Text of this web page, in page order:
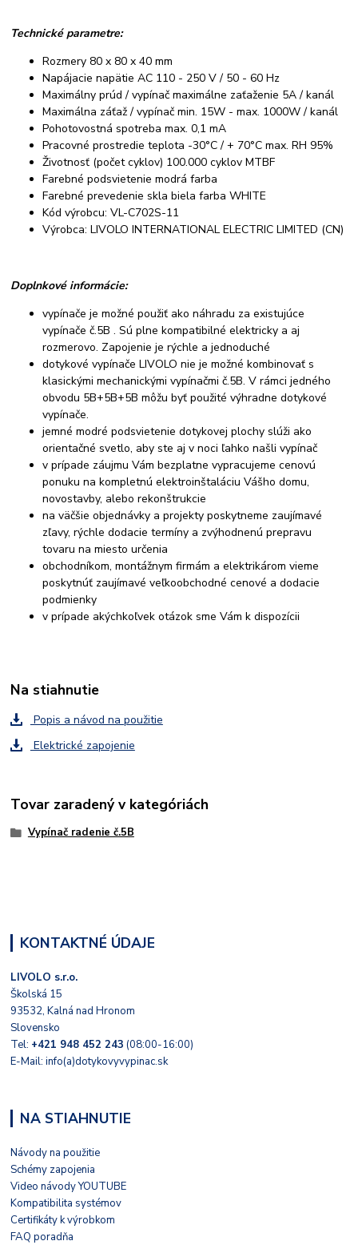
Technické parametre:
Rozmery 80 x 80 x 40 mm
Napájacie napätie AC 110 - 250 V / 50 - 60 Hz
Maximálny prúd / vypínač maximálne zaťaženie 5A / kanál
Maximálna záťaž / vypínač min. 15W - max. 1000W / kanál
Pohotovostná spotreba max. 0,1 mA
Pracovné prostredie teplota -30°C / + 70°C max. RH 95%
Životnosť (počet cyklov) 100.000 cyklov MTBF
Farebné podsvietenie modrá farba
Farebné prevedenie skla biela farba WHITE
Kód výrobcu: VL-C702S-11
Výrobca: LIVOLO INTERNATIONAL ELECTRIC LIMITED (CN)
Doplnkové informácie:
vypínače je možné použiť ako náhradu za existujúce
vypínače č.5B . Sú plne kompatibilné elektricky a aj
rozmerovo. Zapojenie je rýchle a jednoduché
dotykové vypínače LIVOLO nie je možné kombinovať s
klasickými mechanickými vypínačmi č.5B. V rámci jedného
obvodu 5B+5B+5B môžu byť použité výhradne dotykové
vypínače.
jemné modré podsvietenie dotykovej plochy slúži ako
orientačné svetlo, aby ste aj v noci ľahko našli vypínač
v prípade záujmu Vám bezplatne vypracujeme cenovú
ponuku na kompletnú elektroinštaláciu Vášho domu,
novostavby, alebo rekonštrukcie
na väčšie objednávky a projekty poskytneme zaujímavé
zľavy, rýchle dodacie termíny a zvýhodnenú prepravu
tovaru na miesto určenia
obchodníkom, montážnym firmám a elektrikárom vieme
poskytnúť zaujímavé veľkoobchodné cenové a dodacie
podmienky
v prípade akýchkoľvek otázok sme Vám k dispozícii
Na stiahnutie
Popis a návod na použitie
Elektrické zapojenie
Tovar zaradený v kategóriách
Vypínač radenie č.5B
KONTAKTNÉ ÚDAJE
LIVOLO s.r.o.
Školská 15
93532, Kalná nad Hronom
Slovensko
Tel: +421 948 452 243 (08:00-16:00)
E-Mail: info(a)dotykovyvypinac.sk
NA STIAHNUTIE
Návody na použitie
Schémy zapojenia
Video návody YOUTUBE
Kompatibilita systémov
Certifikáty k výrobkom
FAQ poradňa